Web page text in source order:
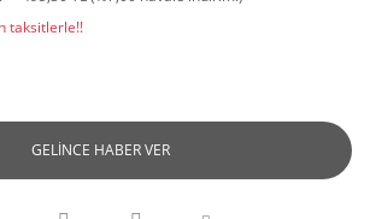
taksitlerle!!
GELİNCE HABER VER